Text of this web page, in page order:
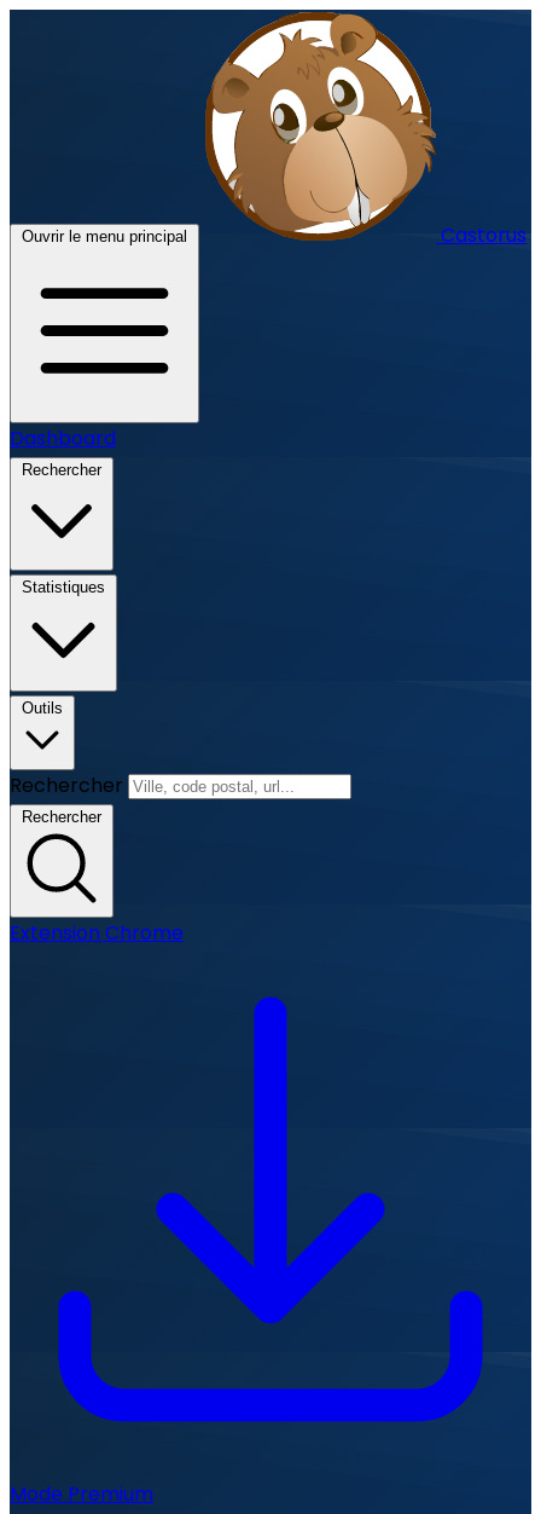
Ouvrir le menu principal Castorus
Dashboard
Rechercher
Statistiques
Outils
Rechercher
Rechercher
Extension Chrome
Mode Premium